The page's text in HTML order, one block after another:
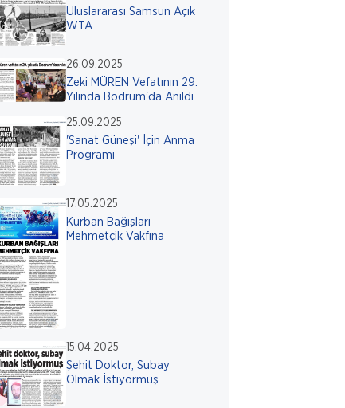
Uluslararası Samsun Açık
WTA
26.09.2025
Zeki MÜREN Vefatının 29.
Yılında Bodrum'da Anıldı
25.09.2025
'Sanat Güneşi' İçin Anma
Programı
17.05.2025
Kurban Bağışları
Mehmetçik Vakfına
15.04.2025
Şehit Doktor, Subay
Olmak İstiyormuş